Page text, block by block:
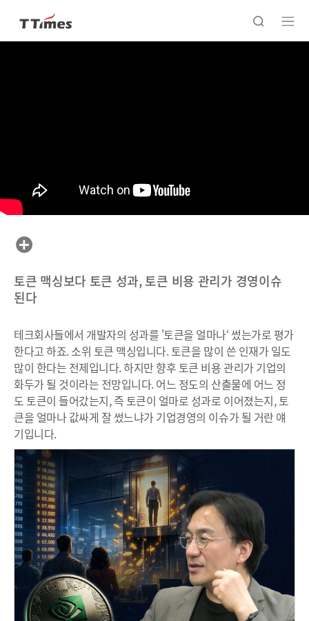
토큰 맥싱보다 토큰 성과, 토큰 비용 관리가 경영이슈
된다
테크회사들에서 개발자의 성과를 '토큰을 얼마나‘ 썼는가로 평가
한다고 하죠. 소위 토큰 맥싱입니다. 토큰을 많이 쓴 인재가 일도
많이 한다는 전제입니다. 하지만 향후 토큰 비용 관리가 기업의
화두가 될 것이라는 전망입니다. 어느 정도의 산출물에 어느 정
도 토큰이 들어갔는지, 즉 토큰이 얼마로 성과로 이어졌는지, 토
큰을 얼마나 값싸게 잘 썼느냐가 기업경영의 이슈가 될 거란 얘
기입니다.